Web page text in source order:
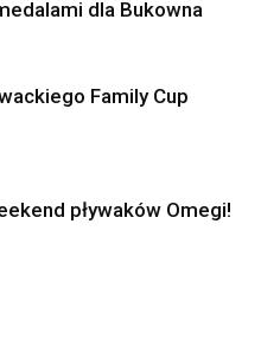
dla Bukowna
Family Cup
pływaków Omegi!